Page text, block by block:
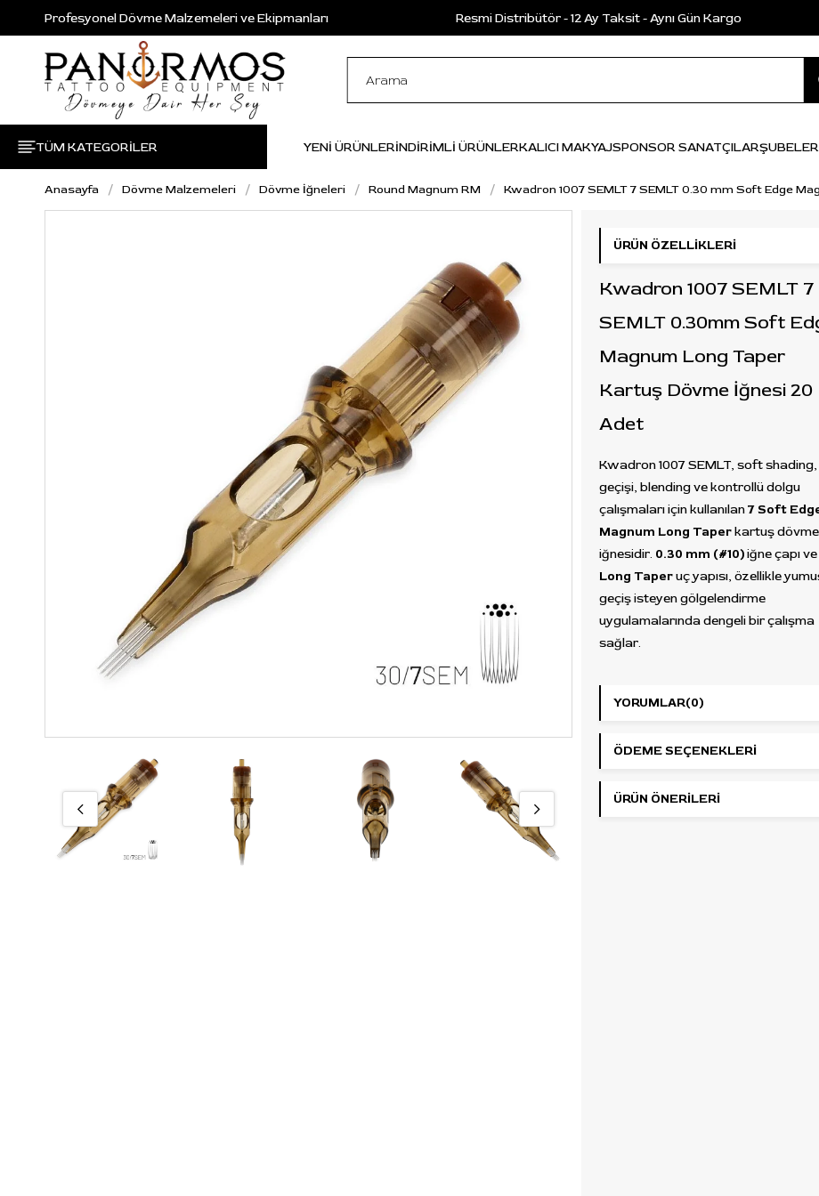
Profesyonel Dövme Malzemeleri ve Ekipmanları Resmi Distribütör - 12 Ay Taksit - Aynı Gün Kargo
TÜM KATEGORİLER YENİ ÜRÜNLERİNDİRİMLİ ÜRÜNLERKALICI MAKYAJSPONSOR SANATÇILAR
Anasayfa Dövme Malzemeleri Dövme İğneleri Round Magnum RM Kwadron 1007 SEMLT 7 SEMLT 0.30 mm Soft Edge
ÜRÜN ÖZELLIKLERI
Kwadron 1007 SEMLT 7
SEMLT 0.30mm Soft
Magnum Long Taper
Kartuş Dövme İğnesi 20
Adet
Kwadron 1007 SEMLT, soft
geçişi, blending ve kontrollü dolgu
çalışmaları için kullanılan7 Soft
Magnum Long Taperkartuş dövme
iğnesidir. 0.30 mm (#10)iğne çapı ve
Long Taperuç yapısı, özellikle
geçiş isteyen gölgelendirme
uygulamalarında dengeli bir çalışma
sağlar.
magnum yapıya göre daha yumuşak
kenarlı bir gölge dağılımı sunar. Bu
siyah-gri gölgelendirme, renk
portre çalışmaları, realistik dövmeler
degrade efektlerde daha kontrollü
YORUMLAR(0)
ÖDEME SEÇENEKLERI
ÜRÜN ÖNERILERI